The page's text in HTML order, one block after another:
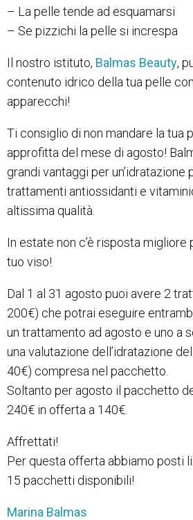
– La pelle tende ad esquamarsi
– Se pizzichi la pelle si increspa
Il nostro istituto, Balmas Beauty,
contenuto idrico della tua pelle
apparecchi!
Ti consiglio di non mandare la tua
approfitta del mese di agosto!
grandi vantaggi per un’idratazione
trattamenti antiossidanti e
altissima qualità.
In estate non c’è risposta migliore
tuo viso!
Dal 1 al 31 agosto puoi avere 2
200€) che potrai eseguire
un trattamento ad agosto e uno a
una valutazione dell’idratazione
40€) compresa nel pacchetto.
Soltanto per agosto il pacchetto
240€ in offerta a 140€.
Affrettati!
Per questa offerta abbiamo posti
15 pacchetti disponibili!
Marina Balmas